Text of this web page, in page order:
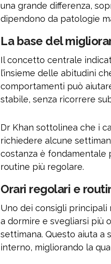
una grande differenza,
dipendono da patologie
La base del
Il concetto centrale
l’insieme delle abitudini
comportamenti può
stabile, senza ricorrere
Dr Khan sottolinea che i
richiedere alcune
costanza è fondamentale
routine più regolare.
Orari regolari e
Uno dei consigli principali
a dormire e svegliarsi più
settimana. Questo aiuta
interno, migliorando la